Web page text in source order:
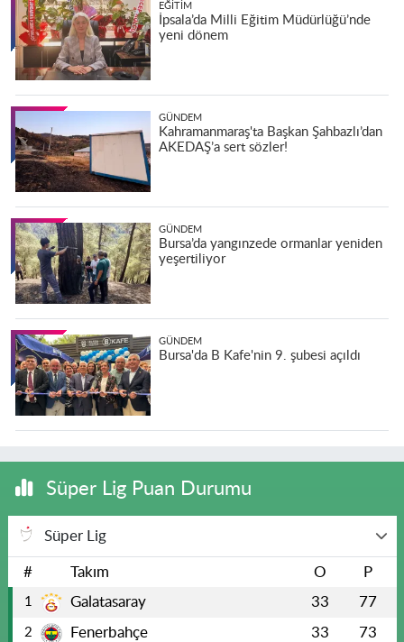
EĞITIM
İpsala’da Milli Eğitim Müdürlüğü’nde
yeni dönem
GÜNDEM
Kahramanmaraş'ta Başkan Şahbazlı’dan
AKEDAŞ’a sert sözler!
GÜNDEM
Bursa’da yangınzede ormanlar yeniden
yeşertiliyor
GÜNDEM
Bursa'da B Kafe'nin 9. şubesi açıldı
Süper Lig Puan Durumu
Süper Lig
# Takım O P
1 Galatasaray 33 77
2 Fenerbahçe 33 73